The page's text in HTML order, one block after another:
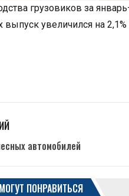
грузовиков за
выпуск увеличился на
автомобилей
ПОНРАВИТЬСЯ